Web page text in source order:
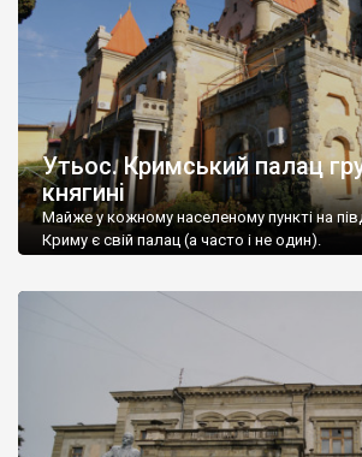
Утьос. Кримський палац
княгині
Майже у кожному населеному пункті на
Криму є свій палац (а часто і не один).